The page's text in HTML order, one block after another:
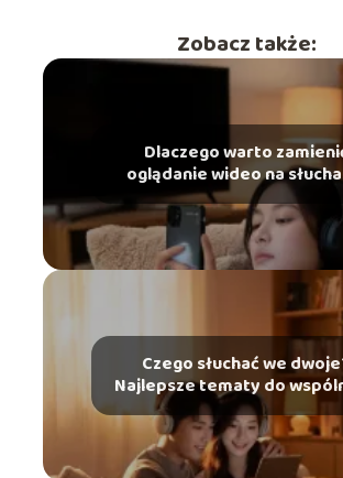
Zobacz także:
Dlaczego warto
oglądanie wideo na
podcastów?
Czego słuchać we
Najlepsze tematy do
słuchania